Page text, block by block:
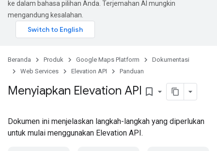
ke dalam bahasa pilihan Anda. Terjemahan AI mungkin
mengandung kesalahan.
Beranda Produk Google Maps Platform
Dokumentasi
Web Services
Elevation API Panduan
Menyiapkan Elevation API bookmark_border
Dokumen ini menjelaskan langkah-langkah yang diperlukan
untuk mulai menggunakan Elevation API.